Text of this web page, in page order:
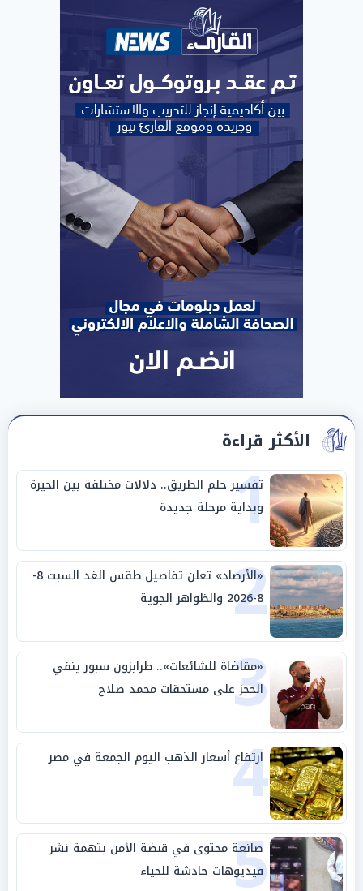
الأكثر قراءة
1
تفسير حلم الطريق.. دلالات مختلفة بين الحيرة
وبداية مرحلة جديدة
2
«الأرصاد» تعلن تفاصيل طقس الغد السبت 8-
8-2026 والظواهر الجوية
3
«مقاضاة للشائعات».. طرابزون سبور ينفي
الحجز على مستحقات محمد صلاح
4
ارتفاع أسعار الذهب اليوم الجمعة في مصر
5
صانعة محتوى في قبضة الأمن بتهمة نشر
فيديوهات خادشة للحياء